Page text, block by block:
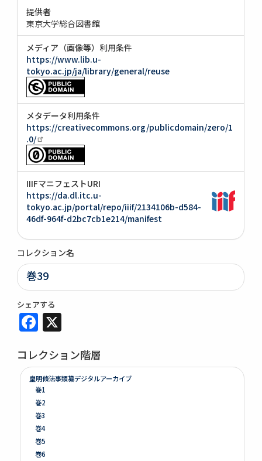
提供者
東京大学総合図書館
メディア（画像等）利用条件
https://www.lib.u-
tokyo.ac.jp/ja/library/general/reuse
メタデータ利用条件
https://creativecommons.org/publicdomain/zero/1
.0/
IIIFマニフェストURI
https://da.dl.itc.u-
tokyo.ac.jp/portal/repo/iiif/2134106b-d584-
46df-964f-d2bc7cb1e214/manifest
コレクション名
巻39
シェアする
Facebook
コレクション階層
皇明條法事類纂デジタルアーカイブ
巻1
巻2
巻3
巻4
巻5
巻6